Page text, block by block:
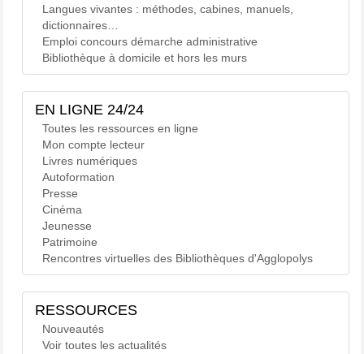
Langues vivantes : méthodes, cabines, manuels,
dictionnaires…
Emploi concours démarche administrative
Bibliothèque à domicile et hors les murs
EN LIGNE 24/24
Toutes les ressources en ligne
Mon compte lecteur
Livres numériques
Autoformation
Presse
Cinéma
Jeunesse
Patrimoine
Rencontres virtuelles des Bibliothèques d'Agglopolys
RESSOURCES
Nouveautés
Voir toutes les actualités